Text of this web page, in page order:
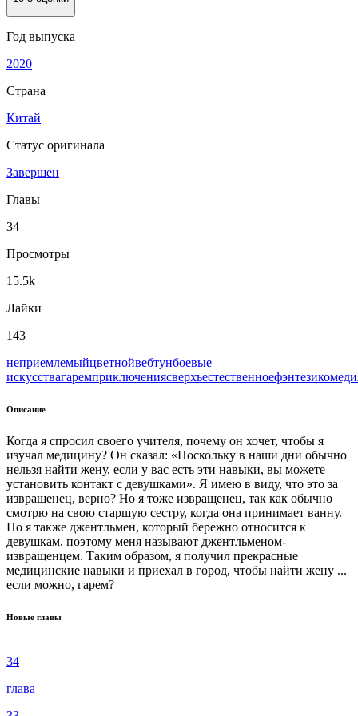
Год выпуска
2020
Страна
Китай
Статус оригинала
Завершен
Главы
34
Просмотры
15.5k
Лайки
143
неприемлемыйцветнойвeбтунбоевые
искусствагаремприключениясверхъестественноефэнтези
Описание
Когда я спросил своего учителя, почему он хочет, чтобы я
изучал медицину? Он сказал: «Поскольку в наши дни обычно
нельзя найти жену, если у вас есть эти навыки, вы можете
установить контакт с девушками». Я имею в виду, что это за
извращенец, верно? Но я тоже извращенец, так как обычно
смотрю на свою старшую сестру, когда она принимает ванну.
Но я также джентльмен, который бережно относится к
девушкам, поэтому меня называют джентльменом-
извращенцем. Таким образом, я получил прекрасные
медицинские навыки и приехал в город, чтобы найти жену ...
если можно, гарем?
Новые главы
34
глава